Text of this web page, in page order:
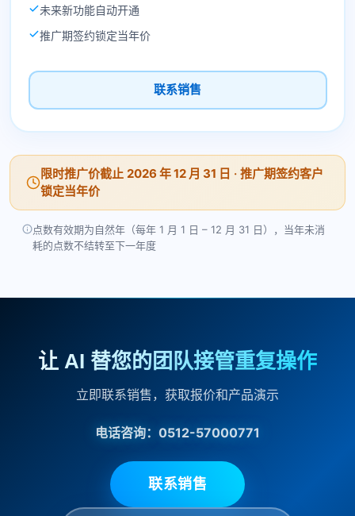
未来新功能自动开通
推广期签约锁定当年价
联系销售
限时推广价截止 2026 年 12 月 31 日 · 推广期签约客户
锁定当年价
点数有效期为自然年（每年 1 月 1 日 – 12 月 31 日），当年未消
耗的点数不结转至下一年度
让 AI 替您的团队接管重复操作
立即联系销售，获取报价和产品演示
电话咨询：0512-57000771
联系销售